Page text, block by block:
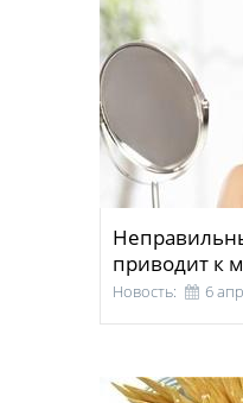
приводит к
Новость: 6